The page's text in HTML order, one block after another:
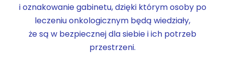
i oznakowanie gabinetu, dzięki którym osoby po
leczeniu onkologicznym będą wiedziały,
że są w bezpiecznej dla siebie i ich potrzeb
przestrzeni.